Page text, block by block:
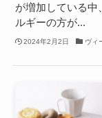
が増加している中
ルギーの方が...
2024年2月2日 ヴィ